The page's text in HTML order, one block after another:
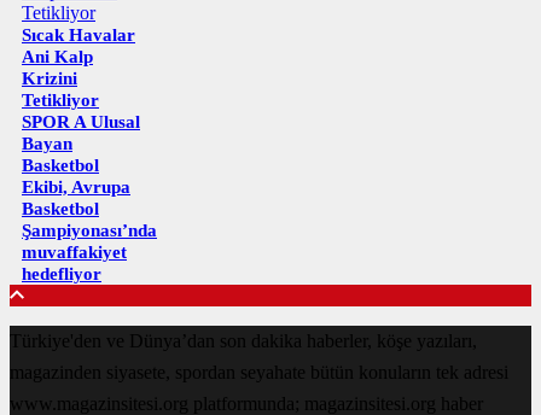
Sıcak Havalar
Ani Kalp
Krizini
Tetikliyor
SPOR A Ulusal
Bayan
Basketbol
Ekibi, Avrupa
Basketbol
Şampiyonası’nda
muvaffakiyet
hedefliyor
Türkiye'den ve Dünya’dan son dakika haberler, köşe yazıları,
magazinden siyasete, spordan seyahate bütün konuların tek adresi
www.magazinsitesi.org platformunda; magazinsitesi.org haber